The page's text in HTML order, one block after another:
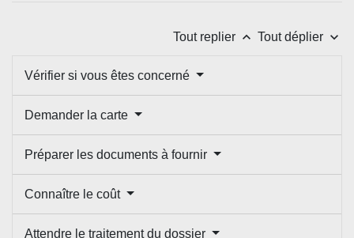
Tout replier keyboard_arrow_up Tout déplier keyboard_arrow_down
Vérifier si vous êtes concerné
Demander la carte
Préparer les documents à fournir
Connaître le coût
Attendre le traitement du dossier